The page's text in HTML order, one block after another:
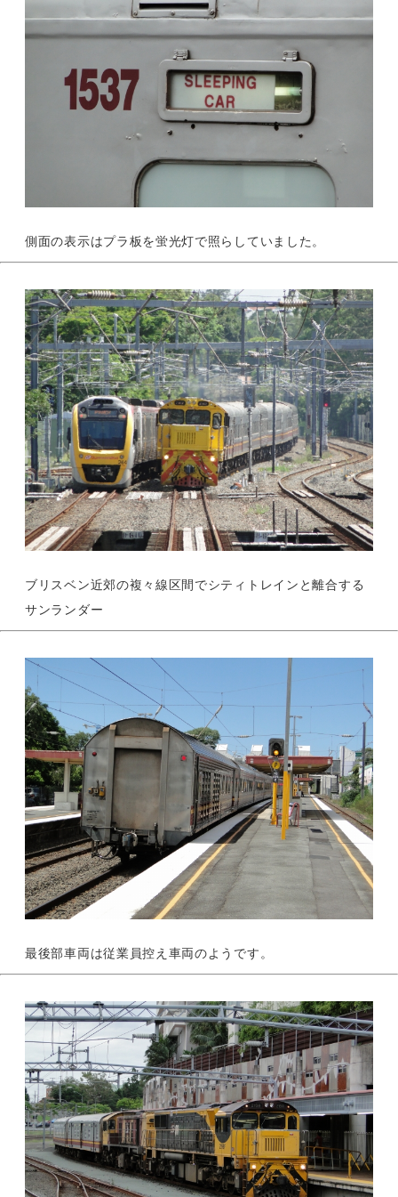
側面の表示はプラ板を蛍光灯で照らしていました。
ブリスベン近郊の複々線区間でシティトレインと離合する
サンランダー
最後部車両は従業員控え車両のようです。